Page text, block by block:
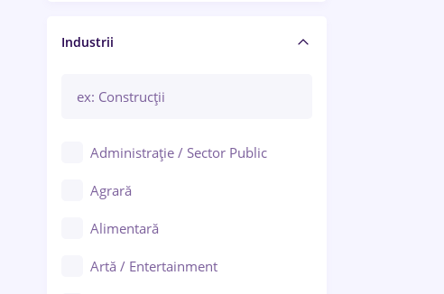
Manager / Executiv
Industrii
Administrație / Sector Public
Agrară
Alimentară
Artă / Entertainment